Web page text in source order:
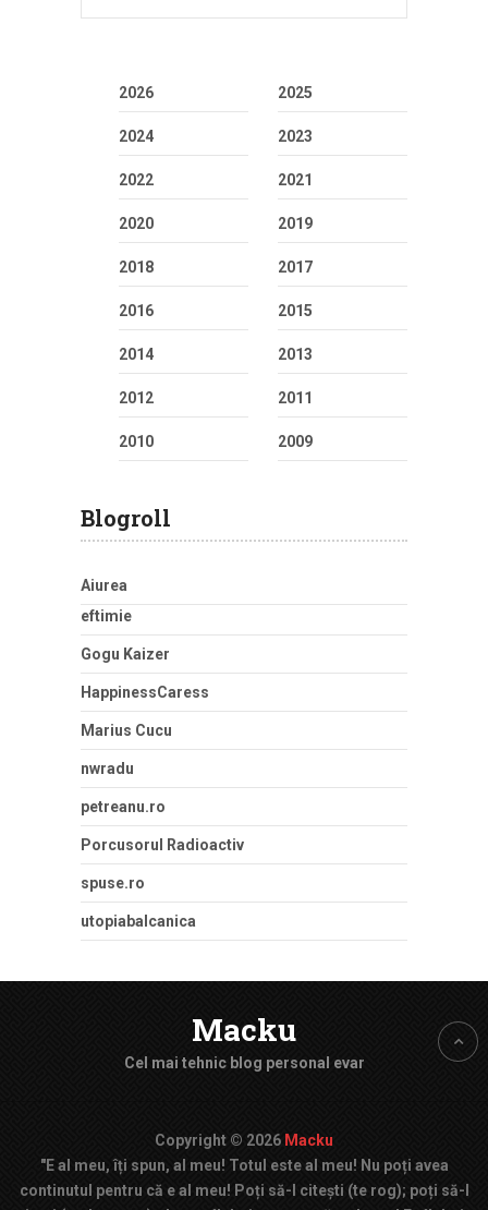
2026 2025
2024 2023
2022 2021
2020 2019
2018 2017
2016 2015
2014 2013
2012 2011
2010 2009
Blogroll
Aiurea
eftimie
Gogu Kaizer
HappinessCaress
Marius Cucu
nwradu
petreanu.ro
Porcusorul Radioactiv
spuse.ro
utopiabalcanica
Macku
Cel mai tehnic blog personal evar
Copyright © 2026 Macku
"E al meu, îți spun, al meu! Totul este al meu! Nu poți avea
continutul pentru că e al meu! Poți să-l citești (te rog); poți să-l